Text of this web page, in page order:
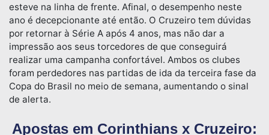
esteve na linha de frente. Afinal, o desempenho neste
ano é decepcionante até então. O Cruzeiro tem dúvidas
por retornar à Série A após 4 anos, mas não dar a
impressão aos seus torcedores de que conseguirá
realizar uma campanha confortável. Ambos os clubes
foram perdedores nas partidas de ida da terceira fase da
Copa do Brasil no meio de semana, aumentando o sinal
de alerta.
Apostas em Corinthians x Cruzeiro: